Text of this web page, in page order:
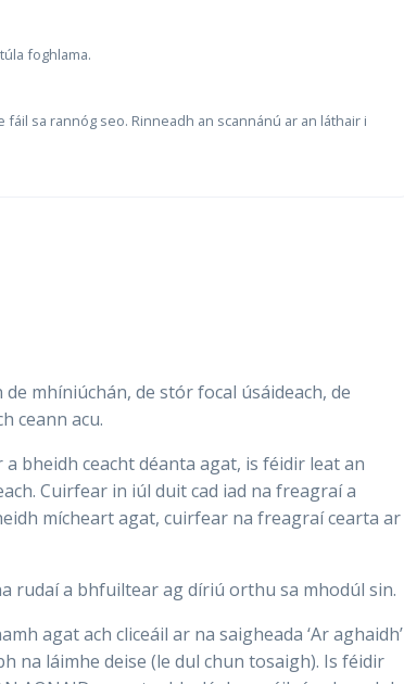
foghlama.
sa rannóg seo. Rinneadh an scannánú ar an láthair i
mhíniúchán, de stór focal úsáideach, de
ceann acu.
bheidh ceacht déanta agat, is féidir leat an
Cuirfear in iúl duit cad iad na freagraí a
mícheart agat, cuirfear na freagraí cearta ar
rudaí a bhfuiltear ag díriú orthu sa mhodúl sin.
agat ach cliceáil ar na saigheada ‘Ar aghaidh’
na láimhe deise (le dul chun tosaigh). Is féidir